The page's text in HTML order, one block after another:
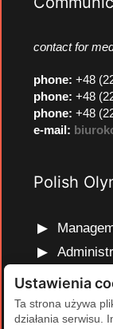
contact for
phone: +48
phone: +48
phone: +48
e-mail:
Polish
Olympic
Finance
Ustawienia
Ta strona używa
działania serwisu.